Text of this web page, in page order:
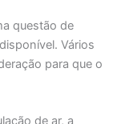
questão de
Vários
para que o
de ar, a